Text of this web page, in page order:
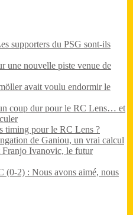
supporters du PSG sont-ils
une nouvelle piste venue de
avait voulu endormir le
coup dur pour le RC Lens… et
timing pour le RC Lens ?
de Ganiou, un vrai calcul
Ivanovic, le futur
(0-2) : Nous avons aimé, nous